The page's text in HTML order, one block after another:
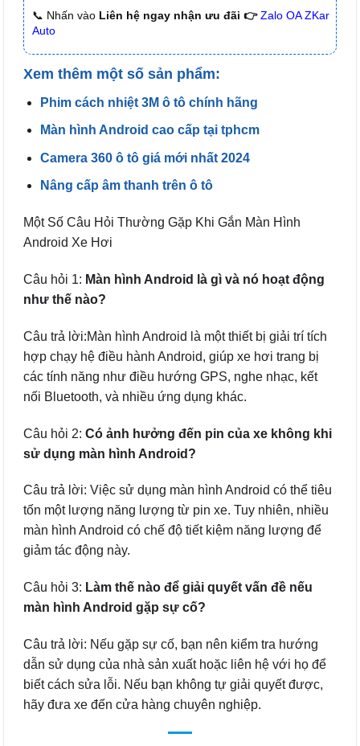
📞 Nhấn vào Liên hệ ngay nhận ưu đãi 👉 Zalo OA ZKar
Auto
Xem thêm một số sản phẩm:
Phim cách nhiệt 3M ô tô chính hãng
Màn hình Android cao cấp tại tphcm
Camera 360 ô tô giá mới nhất 2024
Nâng cấp âm thanh trên ô tô
Một Số Câu Hỏi Thường Gặp Khi Gắn Màn Hình
Android Xe Hơi
Câu hỏi 1: Màn hình Android là gì và nó hoạt động
như thế nào?
Câu trả lời:Màn hình Android là một thiết bị giải trí tích
hợp chạy hệ điều hành Android, giúp xe hơi trang bị
các tính năng như điều hướng GPS, nghe nhạc, kết
nối Bluetooth, và nhiều ứng dụng khác.
Câu hỏi 2: Có ảnh hưởng đến pin của xe không khi
sử dụng màn hình Android?
Câu trả lời: Việc sử dụng màn hình Android có thể tiêu
tốn một lượng năng lượng từ pin xe. Tuy nhiên, nhiều
màn hình Android có chế độ tiết kiệm năng lượng để
giảm tác động này.
Câu hỏi 3: Làm thế nào để giải quyết vấn đề nếu
màn hình Android gặp sự cố?
Câu trả lời: Nếu gặp sự cố, bạn nên kiểm tra hướng
dẫn sử dụng của nhà sản xuất hoặc liên hệ với họ để
biết cách sửa lỗi. Nếu bạn không tự giải quyết được,
hãy đưa xe đến cửa hàng chuyên nghiệp.